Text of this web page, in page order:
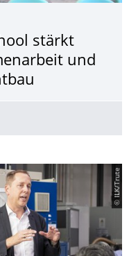
stärkt
und
© ILK/Trute